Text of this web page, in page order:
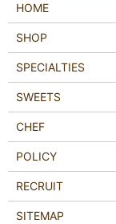
HOME
SHOP
SPECIALTIES
SWEETS
CHEF
POLICY
RECRUIT
SITEMAP